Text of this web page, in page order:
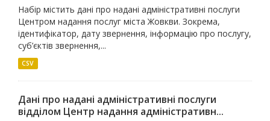
Набір містить дані про надані адміністративні послуги
Центром надання послуг міста Жовкви. Зокрема,
ідентифікатор, дату звернення, інформацію про послугу,
суб’єктів звернення,...
CSV
Дані про надані адміністративні послуги
відділом Центр надання адміністративн...